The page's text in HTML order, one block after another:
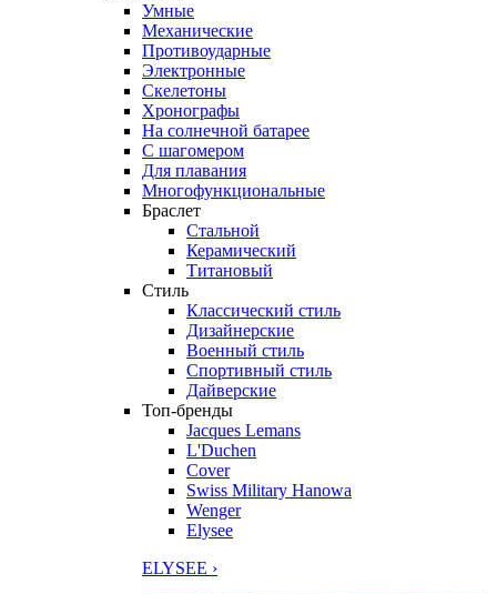
Умные
Механические
Противоударные
Электронные
Скелетоны
Хронографы
На солнечной батарее
С шагомером
Для плавания
Многофункциональные
Браслет
Стальной
Керамический
Титановый
Стиль
Классический стиль
Дизайнерские
Военный стиль
Спортивный стиль
Дайверские
Топ-бренды
Jacques Lemans
L'Duchen
Cover
Swiss Military Hanowa
Wenger
Elysee
ELYSEE ›